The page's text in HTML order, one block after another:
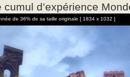
cumul d’expérience
de 36% de sa taille originale [ 1834 x 1032 ]